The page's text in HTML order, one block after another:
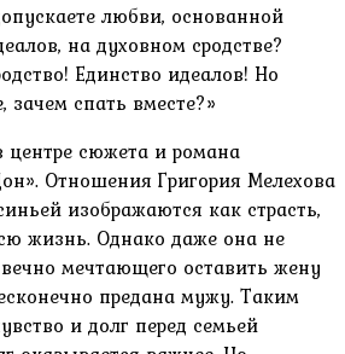
любви, основанной
на духовном сродстве?
Единство идеалов! Но
зачем спать вместе?»
центре сюжета и романа
Отношения Григория Мелехова
изображаются как страсть,
жизнь. Однако даже она не
мечтающего оставить жену
предана мужу. Таким
и долг перед семьей